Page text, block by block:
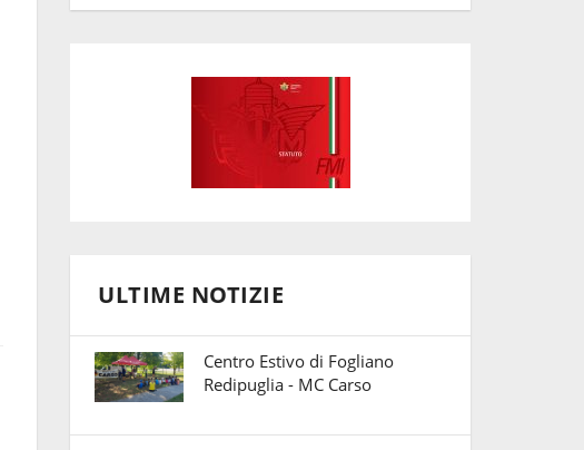
ULTIME NOTIZIE
Centro Estivo di Fogliano
Redipuglia - MC Carso